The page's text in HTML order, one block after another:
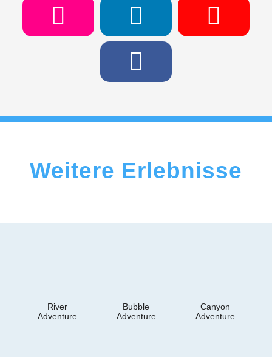
Weitere Erlebnisse
River
Adventure
Bubble
Adventure
Canyon
Adventure